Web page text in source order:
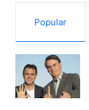
Popular